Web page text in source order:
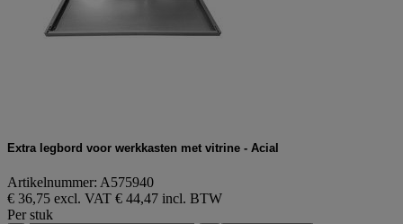
Extra legbord voor werkkasten met vitrine - Acial
Artikelnummer: A575940
€ 36,75 excl. VAT € 44,47 incl. BTW
Per stuk